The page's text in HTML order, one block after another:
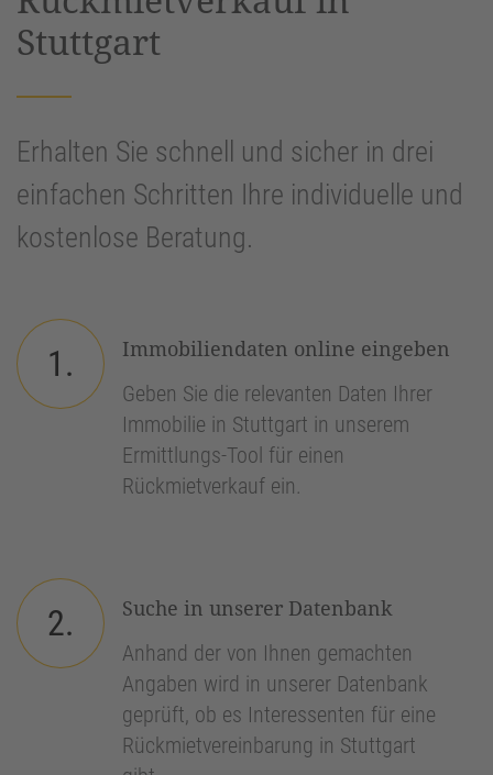
Stuttgart
Erhalten Sie schnell und sicher in drei
einfachen Schritten Ihre individuelle und
kostenlose Beratung.
1.
Immobiliendaten online eingeben
Geben Sie die relevanten Daten Ihrer
Immobilie in Stuttgart in unserem
Ermittlungs-Tool für einen
Rückmietverkauf ein.
2.
Suche in unserer Datenbank
Anhand der von Ihnen gemachten
Angaben wird in unserer Datenbank
geprüft, ob es Interessenten für eine
Rückmietvereinbarung in Stuttgart